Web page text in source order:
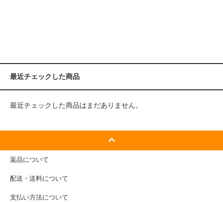
最近チェックした商品
最近チェックした商品はまだありません。
返品について
配送・送料について
支払い方法について